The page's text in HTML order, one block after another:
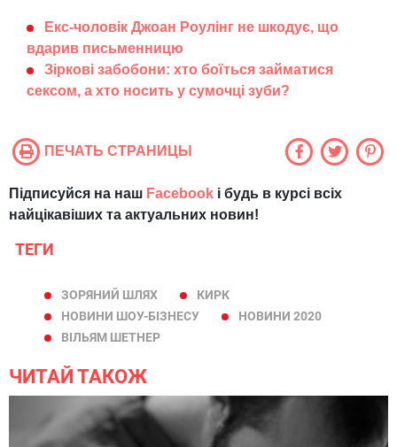
Екс-чоловік Джоан Роулінг не шкодує, що
вдарив письменницю
Зіркові забобони: хто боїться займатися
сексом, а хто носить у сумочці зуби?
ПЕЧАТЬ СТРАНИЦЫ
Підписуйся на наш Facebook і будь в курсі всіх
найцікавіших та актуальних новин!
ТЕГИ
ЗОРЯНИЙ ШЛЯХ
КИРК
НОВИНИ ШОУ-БІЗНЕСУ
НОВИНИ 2020
ВІЛЬЯМ ШЕТНЕР
ЧИТАЙ ТАКОЖ